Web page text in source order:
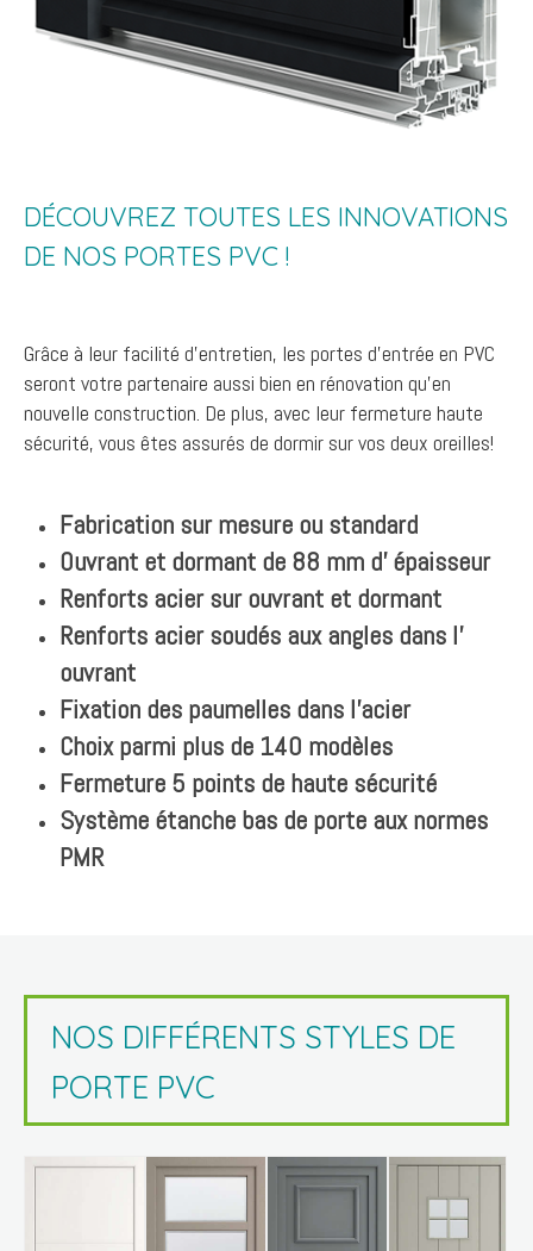
DÉCOUVREZ TOUTES LES INNOVATIONS
DE NOS PORTES PVC !
Grâce à leur facilité d'entretien, les portes d'entrée en PVC
seront votre partenaire aussi bien en rénovation qu'en
nouvelle construction. De plus, avec leur fermeture haute
sécurité, vous êtes assurés de dormir sur vos deux oreilles!
Fabrication sur mesure ou standard
Ouvrant et dormant de 88 mm d' épaisseur
Renforts acier sur ouvrant et dormant
Renforts acier soudés aux angles dans l'
ouvrant
Fixation des paumelles dans l'acier
Choix parmi plus de 140 modèles
Fermeture 5 points de haute sécurité
Système étanche bas de porte aux normes
PMR
NOS DIFFÉRENTS STYLES DE
PORTE PVC